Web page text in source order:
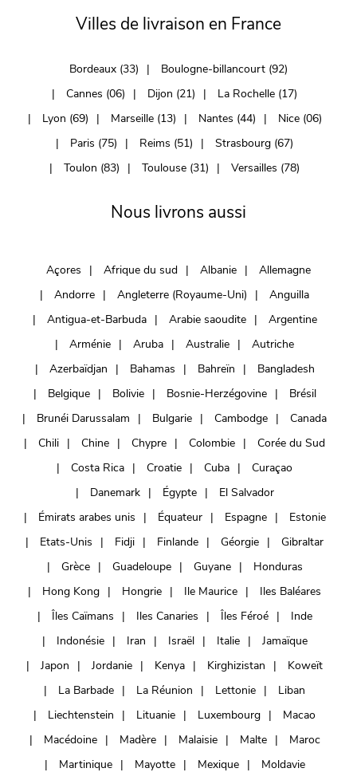
Villes de livraison en France
Bordeaux (33)
Boulogne-billancourt (92)
Cannes (06)
Dijon (21)
La Rochelle (17)
Lyon (69)
Marseille (13) Nantes (44)
Nice (06)
Paris (75)
Reims (51)
Strasbourg (67)
Toulon (83)
Toulouse (31) Versailles (78)
Nous livrons aussi
Açores Afrique du sud Albanie
Allemagne
Andorre
Angleterre (Royaume-Uni)
Anguilla
Antigua-et-Barbuda
Arabie saoudite
Argentine
Arménie
Aruba Australie
Autriche
Azerbaïdjan
Bahamas Bahreïn
Bangladesh
Belgique
Bolivie Bosnie-Herzégovine
Brésil
Brunéi Darussalam
Bulgarie Cambodge
Canada
Chili
Chine Chypre Colombie
Corée du Sud
Costa Rica
Croatie Cuba
Curaçao
Danemark
Égypte
El Salvador
Émirats arabes unis
Équateur Espagne
Estonie
Etats-Unis
Fidji Finlande Géorgie
Gibraltar
Grèce
Guadeloupe Guyane
Honduras
Hong Kong
Hongrie Ile Maurice
Iles Baléares
Îles Caïmans
Iles Canaries Îles Féroé
Inde
Indonésie
Iran Israël Italie
Jamaïque
Japon
Jordanie Kenya Kirghizistan
Koweït
La Barbade
La Réunion Lettonie
Liban
Liechtenstein
Lituanie Luxembourg
Macao
Macédoine
Madère Malaisie Malte
Maroc
Martinique
Mayotte Mexique
Moldavie